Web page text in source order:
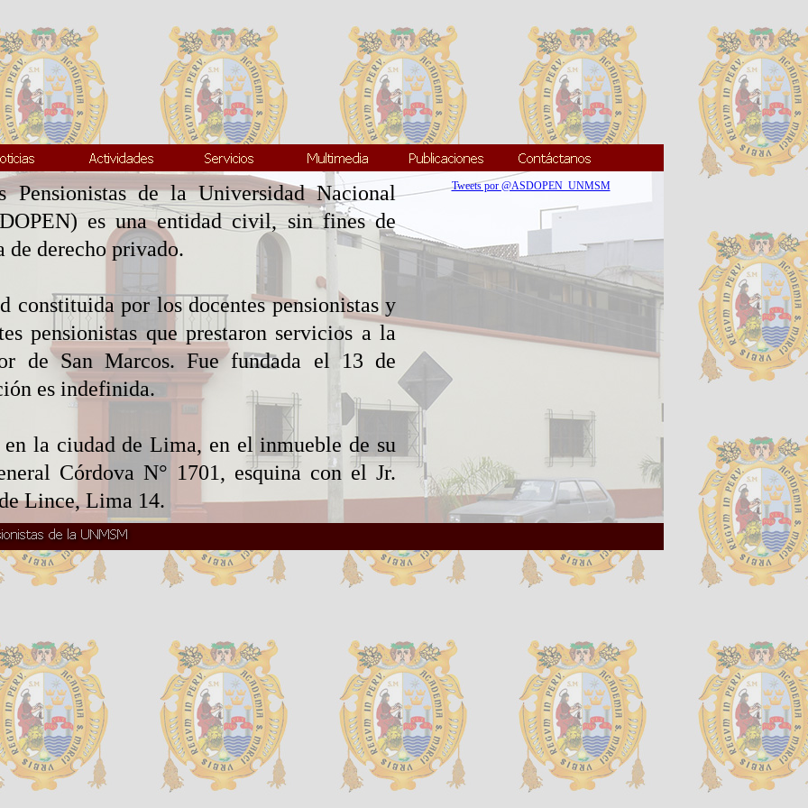
Pensionistas de la Universidad Nacional
es una entidad civil, sin fines de
derecho privado.
constituida por los docentes pensionistas y
pensionistas que prestaron servicios a la
de San Marcos. Fue fundada el 13 de
es indefinida.
la ciudad de Lima, en el inmueble de su
Córdova N° 1701, esquina con el Jr.
Lince, Lima 14.
Tweets por @ASDOPEN_UNMSM